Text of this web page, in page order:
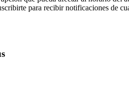
para recibir notificaciones de